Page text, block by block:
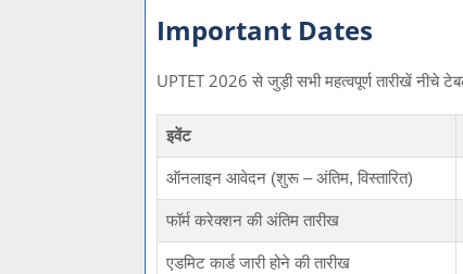
Important Dates
UPTET 2026 से जुड़ी सभी महत्वपूर्ण तारीखें नीचे
इवेंट
ऑनलाइन आवेदन (शुरू – अंतिम, विस्तारित)
फॉर्म करेक्शन की अंतिम तारीख
एडमिट कार्ड जारी होने की तारीख